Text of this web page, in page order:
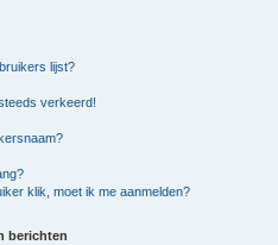
lijst?
verkeerd!
klik, moet ik me aanmelden?
berichten